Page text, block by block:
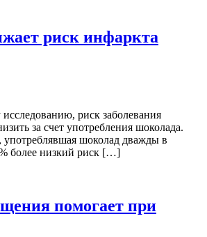
риск инфаркта
риск заболевания
за счет употребления шоколада.
шоколад дважды в
более низкий риск […]
помогает при